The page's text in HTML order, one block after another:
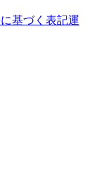
基づく表記運